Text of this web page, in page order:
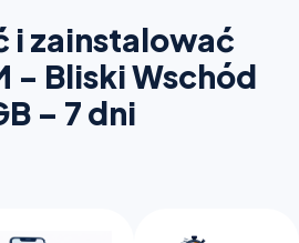
i zainstalować
- Bliski Wschód
– 7 dni